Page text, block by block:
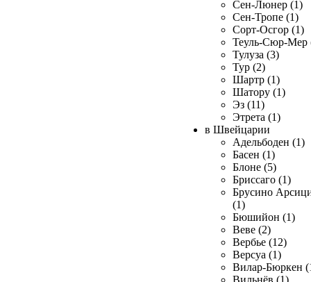
Сен-Люнер (1)
Сен-Тропе (1)
Сорт-Осгор (1)
Теуль-Сюр-Мер
Тулуза (3)
Тур (2)
Шартр (1)
Шатору (1)
Эз (11)
Этрета (1)
в Швейцарии
Адельбоден (1)
Басен (1)
Блоне (5)
Бриссаго (1)
Брусино
(1)
Бюшийон (1)
Веве (2)
Вербье (12)
Версуа (1)
Вилар-Бюркен
Вильнёв (1)